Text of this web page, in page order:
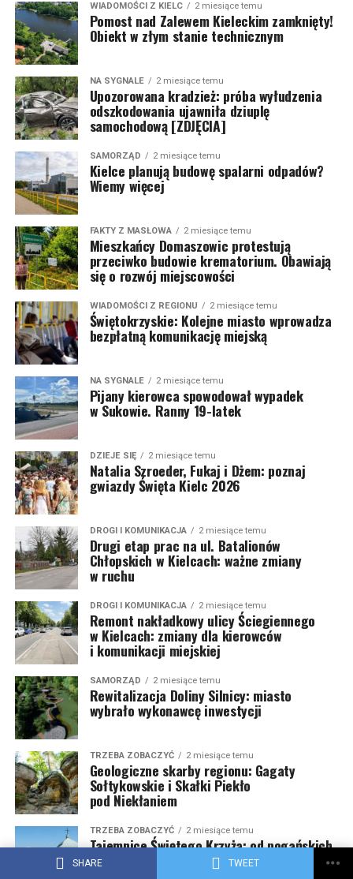
SHARE TWEET
WIADOMOŚCI Z KIELC 2 miesiące temu
Pomost nad Zalewem Kieleckim zamknięty!
Obiekt w złym stanie technicznym
NA SYGNALE 2 miesiące temu
Upozorowana kradzież: próba wyłudzenia
odszkodowania ujawniła dziuplę
samochodową [ZDJĘCIA]
SAMORZĄD 2 miesiące temu
Kielce planują budowę spalarni odpadów?
Wiemy więcej
FAKTY Z MASŁOWA 2 miesiące temu
Mieszkańcy Domaszowic protestują
przeciwko budowie krematorium. Obawiają
się o rozwój miejscowości
WIADOMOŚCI Z REGIONU 2 miesiące temu
Świętokrzyskie: Kolejne miasto wprowadza
bezpłatną komunikację miejską
NA SYGNALE 2 miesiące temu
Pijany kierowca spowodował wypadek
w Sukowie. Ranny 19-latek
DZIEJE SIĘ 2 miesiące temu
Natalia Szroeder, Fukaj i Dżem: poznaj
gwiazdy Święta Kielc 2026
DROGI I KOMUNIKACJA 2 miesiące temu
Drugi etap prac na ul. Batalionów
Chłopskich w Kielcach: ważne zmiany
w ruchu
DROGI I KOMUNIKACJA 2 miesiące temu
Remont nakładkowy ulicy Ściegiennego
w Kielcach: zmiany dla kierowców
i komunikacji miejskiej
SAMORZĄD 2 miesiące temu
Rewitalizacja Doliny Silnicy: miasto
wybrało wykonawcę inwestycji
TRZEBA ZOBACZYĆ 2 miesiące temu
Geologiczne skarby regionu: Gagaty
Sołtykowskie i Skałki Piekło
pod Niekłaniem
TRZEBA ZOBACZYĆ 2 miesiące temu
Tajemnice Świętego Krzyża: od pogańskich
obrzędów po mroczne więzienie